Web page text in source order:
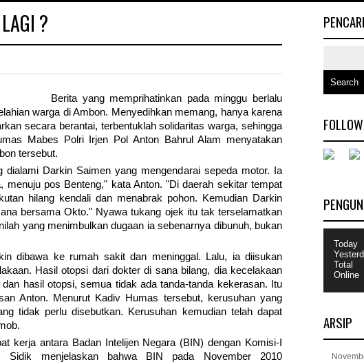
?
Berita yang memprihatinkan pada minggu berlalu
warga di Ambon. Menyedihkan memang, hanya karena
secara berantai, terbentuklah solidaritas warga, sehingga
Mabes Polri Irjen Pol Anton Bahrul Alam menyatakan
tersebut.
dialami Darkin Saimen yang mengendarai sepeda motor. Ia
menuju pos Benteng," kata Anton. "Di daerah sekitar tempat
hilang kendali dan menabrak pohon. Kemudian Darkin
bersama Okto." Nyawa tukang ojek itu tak terselamatkan
yang menimbulkan dugaan ia sebenarnya dibunuh, bukan
dibawa ke rumah sakit dan meninggal. Lalu, ia diisukan
Hasil otopsi dari dokter di sana bilang, dia kecelakaan
hasil otopsi, semua tidak ada tanda-tanda kekerasan. Itu
Anton. Menurut Kadiv Humas tersebut, kerusuhan yang
tidak perlu disebutkan. Kerusuhan kemudian telah dapat
kerja antara Badan Intelijen Negara (BIN) dengan Komisi-I
menjelaskan bahwa BIN pada November 2010
Today
Total
Online
ARSIP